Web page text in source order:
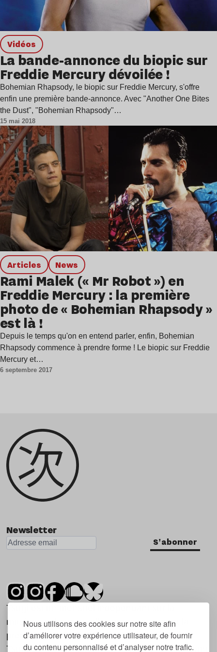
Nous utilisons des cookies sur notre site afin
d’améliorer votre expérience utilisateur, de fournir
du contenu personnalisé et d’analyser notre trafic.
Vidéos
La bande-annonce du biopic sur
Freddie Mercury dévoilée !
Bohemian Rhapsody, le biopic sur Freddie Mercury, s'offre
enfin une première bande-annonce. Avec "Another One Bites
the Dust", "Bohemian Rhapsody"…
15 mai 2018
Articles news
Rami Malek (« Mr Robot ») en
Freddie Mercury : la première
photo de « Bohemian Rhapsody »
est là !
Depuis le temps qu'on en entend parler, enfin, Bohemian
Rhapsody commence à prendre forme ! Le biopic sur Freddie
Mercury et…
6 septembre 2017
Newsletter
S'abonner
Tsugi est un mensuel indépendant sur la
musique et les nouvelles tendances, dont la
première parution date de 2007.
Tsugi en japonais signifie « prochain », « suivant